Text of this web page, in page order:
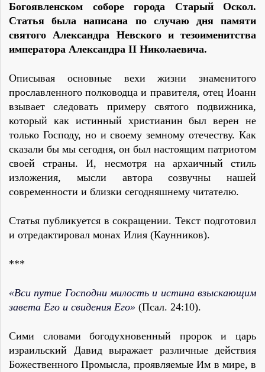
Богоявленском соборе города Старый Оскол.
Статья была написана по случаю дня памяти
святого Александра Невского и тезоименитства
императора Александра II Николаевича.
Описывая основные вехи жизни знаменитого
прославленного полководца и правителя, отец Иоанн
взывает следовать примеру святого подвижника,
который как истинный христианин был верен не
только Господу, но и своему земному отечеству. Как
сказали бы мы сегодня, он был настоящим патриотом
своей страны. И, несмотря на архаичный стиль
изложения, мысли автора созвучны нашей
современности и близки сегодняшнему читателю.
Статья публикуется в сокращении. Текст подготовил
и отредактировал монах Илия (Каунников).
***
«Вси путие Господни милость и истина взыскающим
завета Его и свидения Его» (Псал. 24:10).
Сими словами богодухновенный пророк и царь
израильский Давид выражает различные действия
Божественного Промысла, проявляемые Им в мире, в